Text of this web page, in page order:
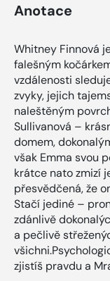
Anotace
Whitney Finnová
falešným
vzdálenosti
zvyky, jejich
naleštěným
Sullivanová –
domem,
však Emma svou
krátce nato zmizí
přesvědčená, že
Stačí jediné –
zdánlivě
a pečlivě
zjistíš pravdu a